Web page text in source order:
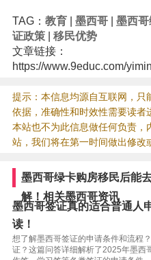
TAG： 教育| 墨西哥| 墨西
证政策| 移民优势
文章链接：
https://www.9educ.com/
提示：本信息均源自互联网，
依据，准确性和时效性需要读者
本站也不为此信息做任何负责，
站，我们将在第一时间做出修改
墨西哥绿卡购房移民后能
解！相关墨西哥资讯
墨西哥签证真的适合普通人
读！
想了解墨西哥签证的申请条件和流程
证？这篇问答详细解析了2025年墨西